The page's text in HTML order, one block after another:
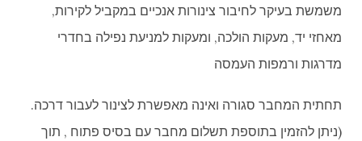
משמשת בעיקר לחיבור צינורות אנכיים במקביל לקירות,
מאחזי יד, מעקות הולכה, ומעקות למניעת נפילה בחדרי
מדרגות ורמפות העמסה
תחתית המחבר סגורה ואינה מאפשרת לצינור לעבור דרכה.
(ניתן להזמין בתוספת תשלום מחבר עם בסיס פתוח , תוך